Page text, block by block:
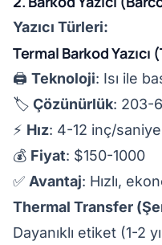
Yazıcı Türleri:
Termal Barkod
🖨️ Teknoloji: Isı ile
🏷️ Çözünürlük: 203-
⚡ Hız: 4-12 inç/saniye
💰 Fiyat: $150-1000
✅ Avantaj: Hızlı,
Thermal Transfer
Dayanıklı etiket (1-2